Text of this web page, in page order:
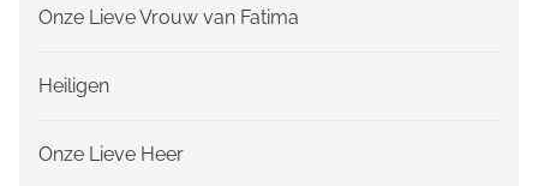
Onze Lieve Vrouw van Fatima
Heiligen
Onze Lieve Heer